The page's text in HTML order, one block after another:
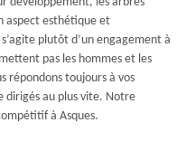
aspect esthétique et
plutôt d’un engagement à
pas les hommes et les
répondons toujours à vos
dirigés au plus vite. Notre
à Asques.